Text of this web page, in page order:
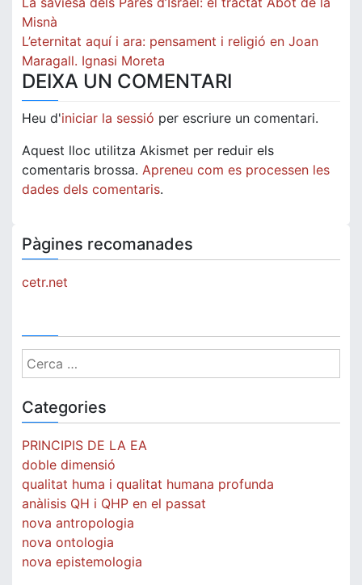
d'entrades
Misnà
L’eternitat aquí i ara: pensament i religió en Joan
Maragall. Ignasi Moreta
DEIXA UN COMENTARI
Heu d'iniciar la sessió per escriure un comentari.
Aquest lloc utilitza Akismet per reduir els
comentaris brossa. Apreneu com es processen les
dades dels comentaris.
Pàgines recomanades
cetr.net
Cerca:
Categories
PRINCIPIS DE LA EA
doble dimensió
qualitat huma i qualitat humana profunda
anàlisis QH i QHP en el passat
nova antropologia
nova ontologia
nova epistemologia